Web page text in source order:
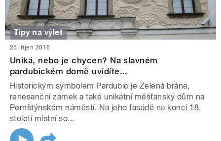
Tipy na výlet
25. říjen 2016
Uniká, nebo je chycen? Na slavném
pardubickém domě uvidíte...
Historickým symbolem Pardubic je Zelená brána,
renesanční zámek a také unikátní měšťanský dům na
Pernštýnském náměstí. Na jeho fasádě na konci 18.
století místní so...